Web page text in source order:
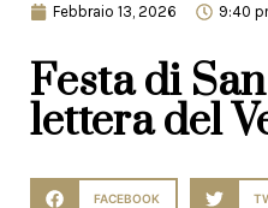
Febbraio 13, 2026 9:40
Festa di
lettera del
FACEBOOK